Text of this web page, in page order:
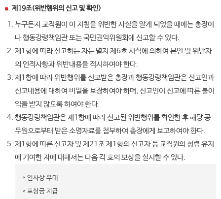
제19조(위반행위의 신고 및 확인)
누구든지 교직원이 이 지침을 위반한 사실을 알게 되었을 때에는 총장이
나 행동강령책임관 또는 국민권익위원회에 신고할 수 있다.
제1항에 따라 신고하는 자는 별지 제6호 서식에 의하여 본인 및 위반자
의 인적사항과 위반내용을 적시하여야 한다.
제1항에 따라 위반행위를 신고받은 총장과 행동강령책임관은 신고인과
신고내용에 대하여 비밀을 보장하여야 하며, 신고인이 신고에 따른 불이
익을 받지 않도록 하여야 한다.
행동강령책임관은 제1항에 따라 신고된 위반행위를 확인한 후 해당 공
무원으로부터 받은 소명자료를 첨부하여 총장에게 보고하여야 한다.
제1항에 따른 신고자 및 제21조 제1항의 신고자 등 교직원의 청렴 유지
에 기여한 자에 대해서는 다음 각 호의 보상을 실시할 수 있다.
인사상 우대
포상금 지급